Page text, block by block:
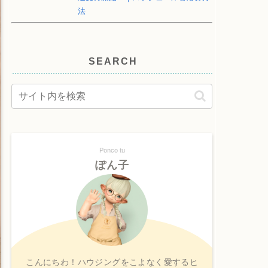
法
SEARCH
Ponco tu
ぽん子
こんにちわ！ハウジングをこよなく愛するヒ